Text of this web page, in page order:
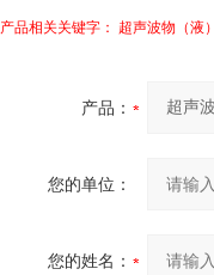
产品相关关键字： 超声波物（液
产品：
您的单位：
您的姓名：